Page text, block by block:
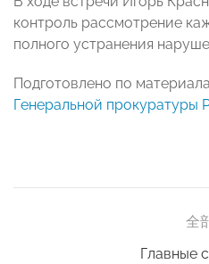
контроль рассмотрение
полного устранения
Подготовлено по
Генеральной прокуратуры
全
Главные